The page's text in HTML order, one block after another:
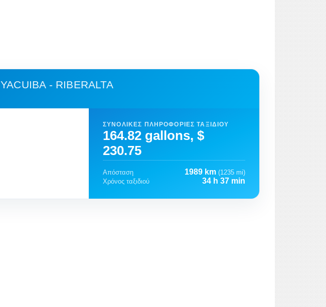
YACUIBA - RIBERALTA
ΣΥΝΟΛΙΚΈΣ ΠΛΗΡΟΦΟΡΊΕΣ ΤΑΞΙΔΙΟΎ
164.82 gallons, $
230.75
Απόσταση 1989 km (1235 mi)
Χρόνος ταξιδιού
34 h 37 min